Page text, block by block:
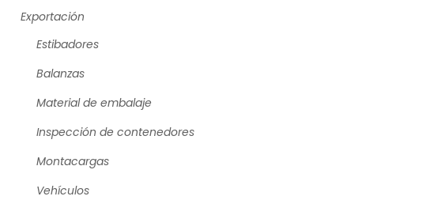
Exportación
Estibadores
Balanzas
Material de embalaje
Inspección de contenedores
Montacargas
Vehículos